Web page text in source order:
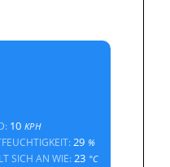
10 KPH
29 %
SICH AN WIE:23 °C